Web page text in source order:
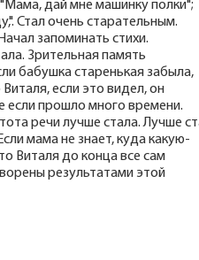
дай мне машинку полки";
Стал очень старательным.
запоминать стихи.
Зрительная память
бабушка старенькая забыла,
если это видел, он
если прошло много времени.
речи лучше стала. Лучше
мама не знает, куда какую-
Виталя до конца все сам
результатами этой